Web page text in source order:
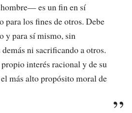
es un fin en sí
para los fines de otros. Debe
y para sí mismo, sin
ni sacrificando a otros.
interés racional y de su
más alto propósito moral de